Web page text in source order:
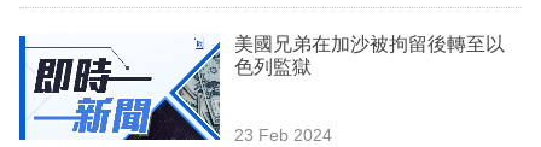
美國兄弟在加沙被拘留後轉至以
色列監獄
23 Feb 2024